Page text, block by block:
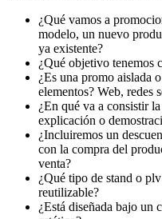
¿Qué vamos a
modelo, un nuevo
ya existente?
¿Qué objetivo tenemos
¿Es una promo aislada
elementos? Web, redes
¿En qué va a consistir
explicación o
¿Incluiremos un
con la compra del
venta?
¿Qué tipo de stand o
reutilizable?
¿Está diseñada bajo un